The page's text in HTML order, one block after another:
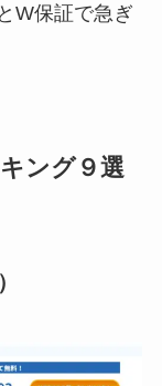
W保証で急ぎ
ング９選